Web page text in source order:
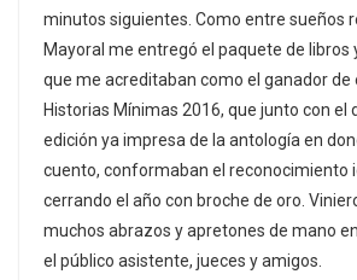
minutos siguientes. Como entre sueños
Mayoral me entregó el paquete de libros
que me acreditaban como el ganador de
Historias Mínimas 2016, que junto con el
edición ya impresa de la antología en
cuento, conformaban el reconocimiento
cerrando el año con broche de oro.
muchos abrazos y apretones de mano
el público asistente, jueces y amigos.